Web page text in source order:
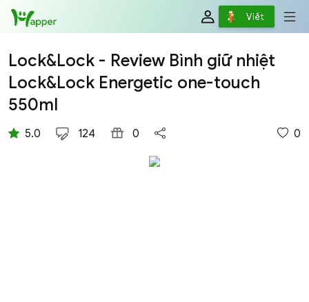
Viết
Review
Lock&Lock - Review Bình giữ nhiệt
Lock&Lock Energetic one-touch
550ml
5.0 124 0 0